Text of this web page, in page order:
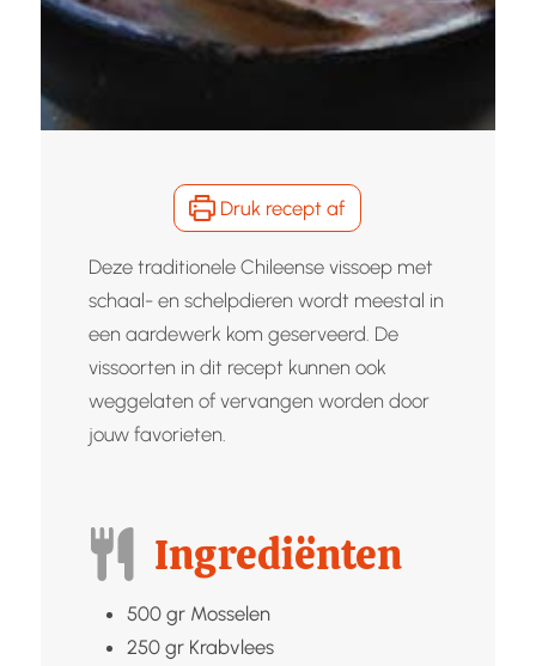
Druk recept af
Deze traditionele Chileense vissoep met
schaal- en schelpdieren wordt meestal in
een aardewerk kom geserveerd. De
vissoorten in dit recept kunnen ook
weggelaten of vervangen worden door
jouw favorieten.
Ingrediënten
500 gr Mosselen
250 gr Krabvlees